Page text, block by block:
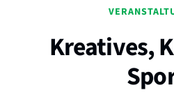
Kreatives,